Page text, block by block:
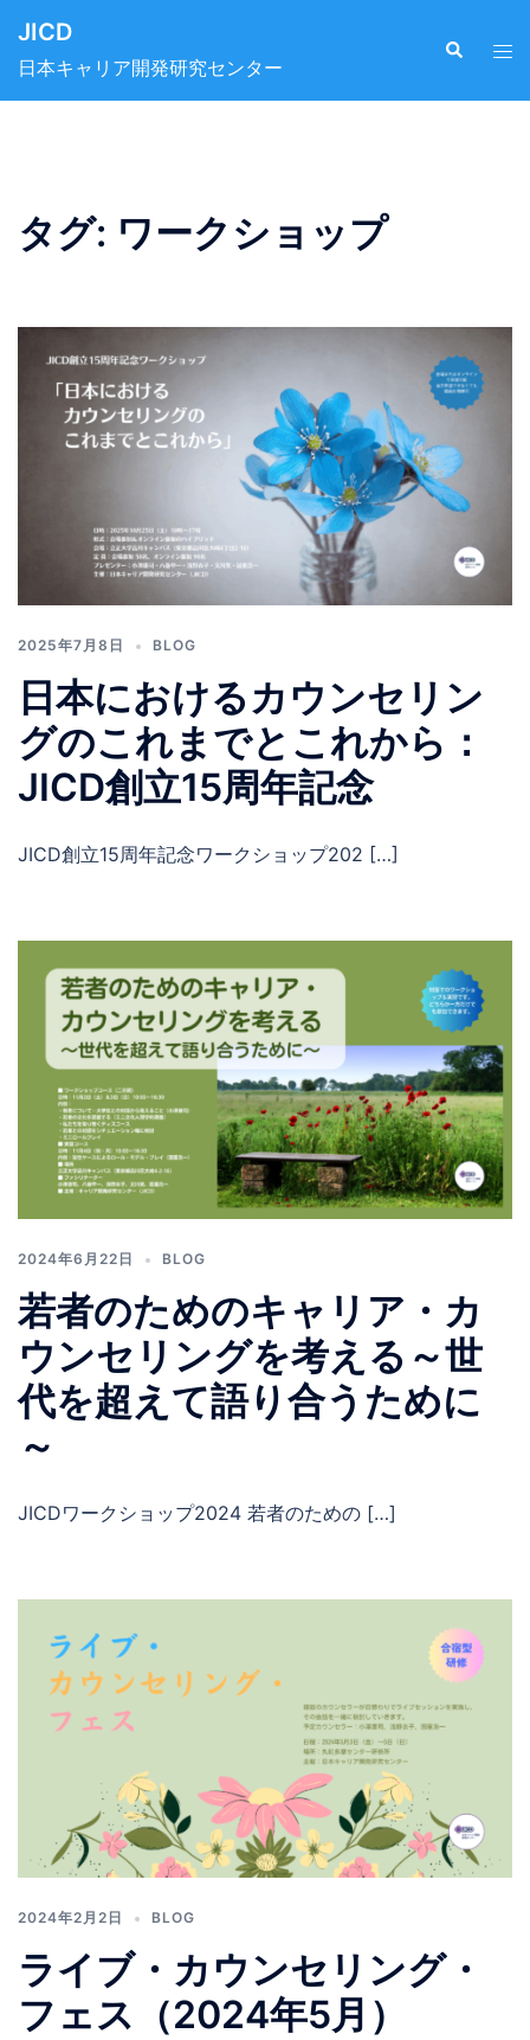
JICD
日本キャリア開発研究センター
タグ: ワークショップ
2025年7月8日 BLOG
日本におけるカウンセリン
グのこれまでとこれから：
JICD創立15周年記念
JICD創立15周年記念ワークショップ202 […]
2024年6月22日 BLOG
若者のためのキャリア・カ
ウンセリングを考える～世
代を超えて語り合うために
～
JICDワークショップ2024 若者のための […]
2024年2月2日 BLOG
ライブ・カウンセリング・
フェス（2024年5月）